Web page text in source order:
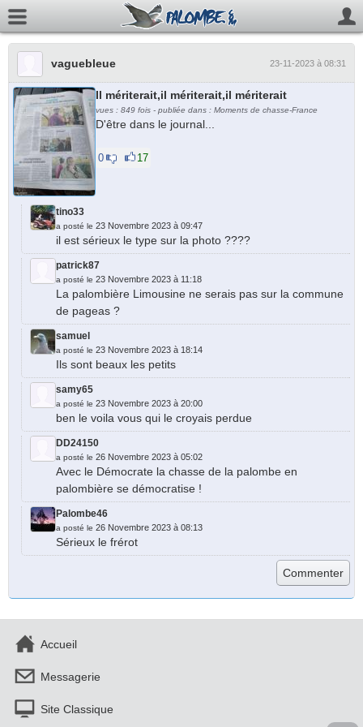
vaguebleue 23-11-2023 à 08:31
Il mériterait,il mériterait,il mériterait
vues : 849 fois - publiée dans : Moments de chasse-France
D'être dans le journal...
0 17
tino33
a posté le 23 Novembre 2023 à 09:47
il est sérieux le type sur la photo ????
patrick87
a posté le 23 Novembre 2023 à 11:18
La palombière Limousine ne serais pas sur la commune
de pageas ?
samuel
a posté le 23 Novembre 2023 à 18:14
Ils sont beaux les petits
samy65
a posté le 23 Novembre 2023 à 20:00
ben le voila vous qui le croyais perdue
DD24150
a posté le 26 Novembre 2023 à 05:02
Avec le Démocrate la chasse de la palombe en
palombière se démocratise !
Palombe46
a posté le 26 Novembre 2023 à 08:13
Sérieux le frérot
Accueil
Messagerie
Site Classique